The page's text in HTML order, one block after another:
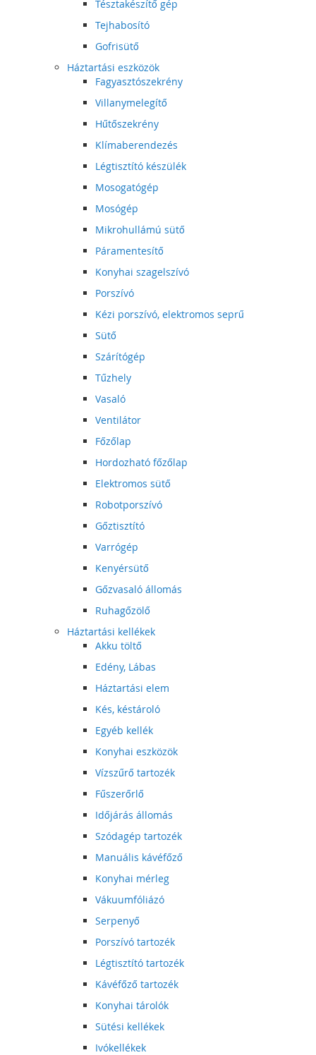
Tésztakészítő gép
Tejhabosító
Gofrisütő
Háztartási eszközök
Fagyasztószekrény
Villanymelegítő
Hűtőszekrény
Klímaberendezés
Légtisztító készülék
Mosogatógép
Mosógép
Mikrohullámú sütő
Páramentesítő
Konyhai szagelszívó
Porszívó
Kézi porszívó, elektromos seprű
Sütő
Szárítógép
Tűzhely
Vasaló
Ventilátor
Főzőlap
Hordozható főzőlap
Elektromos sütő
Robotporszívó
Gőztisztító
Varrógép
Kenyérsütő
Gőzvasaló állomás
Ruhagőzölő
Háztartási kellékek
Akku töltő
Edény, Lábas
Háztartási elem
Kés, késtároló
Egyéb kellék
Konyhai eszközök
Vízszűrő tartozék
Fűszerőrlő
Időjárás állomás
Szódagép tartozék
Manuális kávéfőző
Konyhai mérleg
Vákuumfóliázó
Serpenyő
Porszívó tartozék
Légtisztító tartozék
Kávéfőző tartozék
Konyhai tárolók
Sütési kellékek
Ivókellékek